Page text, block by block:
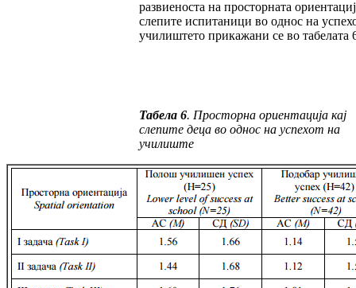
развиеноста на просторната
слепите испитаници во однос на
учи­лиштето прикажани се во табелата
Табела 6. Просторна ориентација кај
слепите де­ца во однос на успехот на
училиште